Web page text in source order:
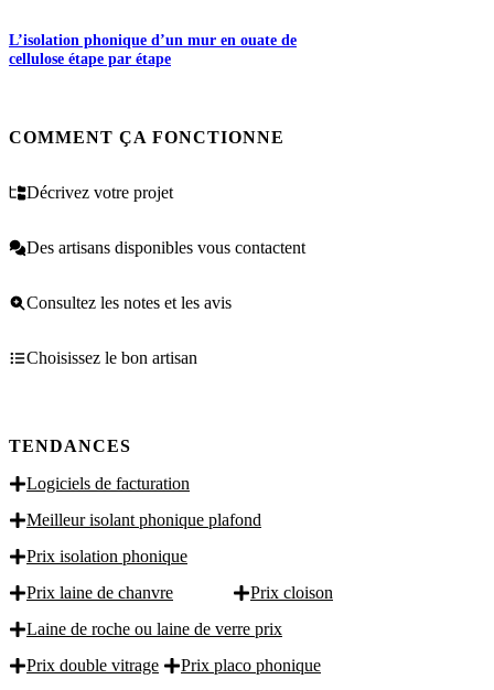
L’isolation phonique d’un mur en ouate de
cellulose étape par étape
COMMENT ÇA FONCTIONNE
Décrivez votre projet
Des artisans disponibles vous contactent
Consultez les notes et les avis
Choisissez le bon artisan
TENDANCES
Logiciels de facturation
Meilleur isolant phonique plafond
Prix isolation phonique
Prix laine de chanvre
Prix cloison
Laine de roche ou laine de verre prix
Prix double vitrage
Prix placo phonique